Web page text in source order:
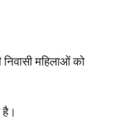
महिलाओं को
है।